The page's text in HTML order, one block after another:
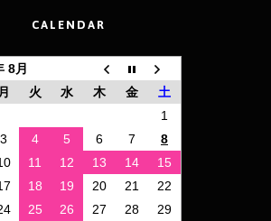
CALENDAR
8月
月 火 水 木 金
土
1
3 4 5 6 7
8
11 12 13 14
15
18 19 20 21
22
25 26 27 28
29